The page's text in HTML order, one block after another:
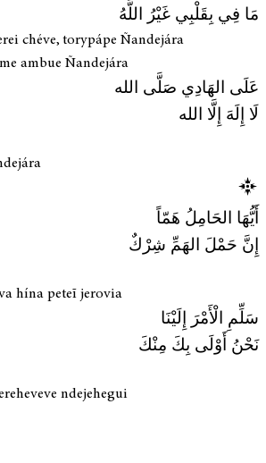
مَا فِي بِقَلْبِي غَيْرُ اللَّهُ
chéve, torypápe Ñandejára
ambue Ñandejára
عَلَى الهَادِي صَلَّى الله
لَا إِلَهَ إِلَّا الله
أَيُّهَا الحَامِلُ هَمّاً
إِنَّ حَمْلَ الهَمِّ شِرْكٌ
hína peteĩ jerovia
سَلِّمِ الْأَمْرَ إِلَيْنَا
نَحْنُ أَوْلَى بِكَ مِنْكَ
ndejehegui